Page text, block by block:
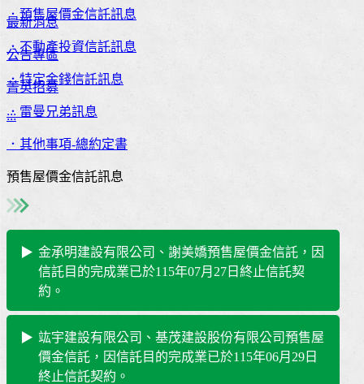
最新消息
公告專區
菁英招募
:::
．預售屋價金信託訊息
．不動產投資信託訊息
．特定金錢信託訊息
．雷曼兄弟訊息
．其他事項-總約定書
預售屋價金信託訊息
金承明建設有限公司、謝美嬌預售屋價金信託，因
信託目的完成業已於115年07月27日終止信託契
約。
竑宇建設有限公司、基茂建設股份有限公司預售屋
價金信託，因信託目的完成業已於115年06月29日
終止信託契約。